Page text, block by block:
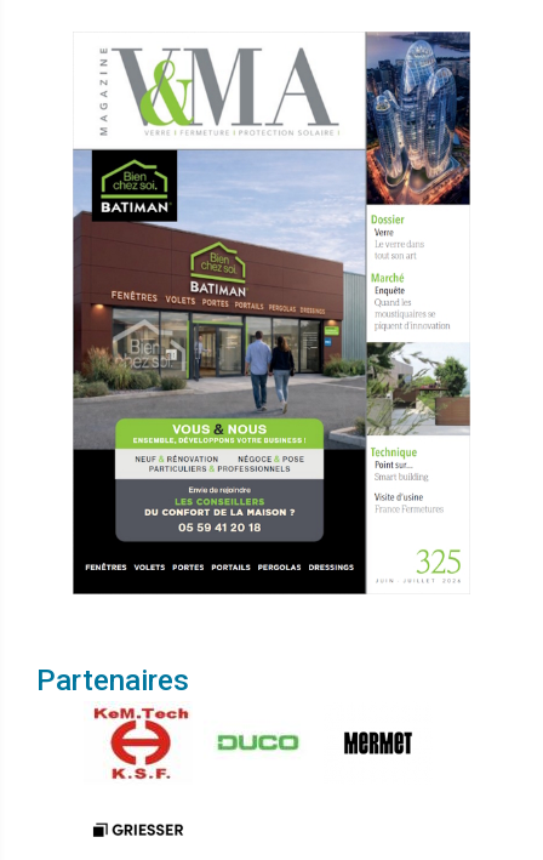
Partenaires